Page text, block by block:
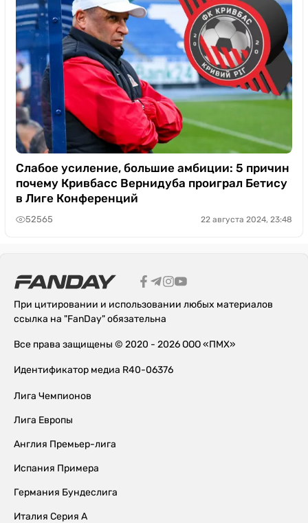
Слабое усиление, большие амбиции: 5 причин
почему Кривбасс Вернидуба проиграл Бетису
в Лиге Конференций
52565 22 августа 2024, 23:48
При цитировании и использовании любых материалов
ссылка на "FanDay" обязательна
Все права защищены © 2020 - 2026 ООО «ПМХ»
Идентификатор медиа R40-06376
Лига Чемпионов
Лига Европы
Англия Премьер-лига
Испания Примера
Германия Бундеслига
Италия Серия А